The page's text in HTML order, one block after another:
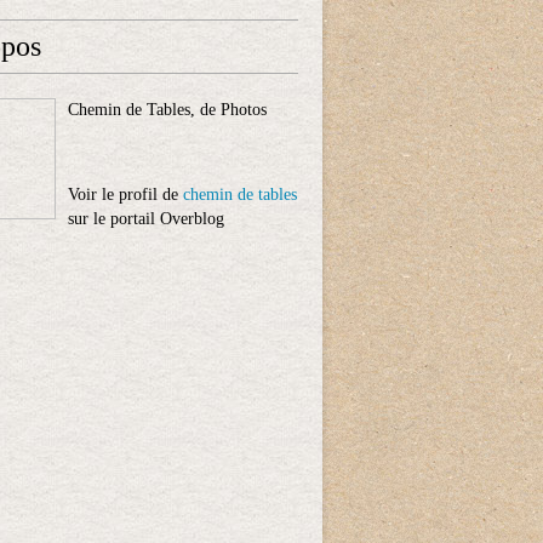
Chemin de Tables, de Photos
Voir le profil de chemin de tables
sur le portail Overblog